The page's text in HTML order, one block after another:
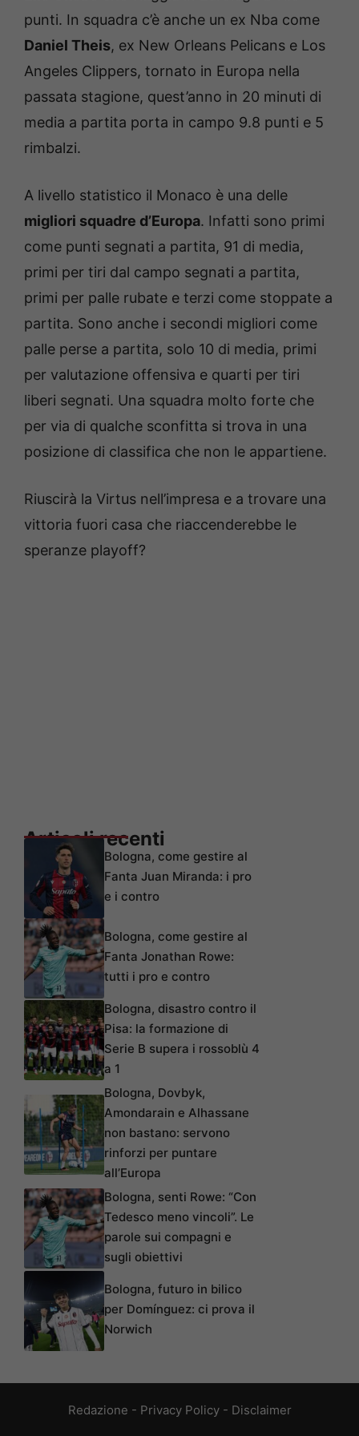
punti. In squadra c’è anche un ex Nba come
Daniel Theis, ex New Orleans Pelicans e Los
Angeles Clippers, tornato in Europa nella
passata stagione, quest’anno in 20 minuti di
media a partita porta in campo 9.8 punti e 5
rimbalzi.
A livello statistico il Monaco è una delle
migliori squadre d’Europa. Infatti sono primi
come punti segnati a partita, 91 di media,
primi per tiri dal campo segnati a partita,
primi per palle rubate e terzi come stoppate a
partita. Sono anche i secondi migliori come
palle perse a partita, solo 10 di media, primi
per valutazione offensiva e quarti per tiri
liberi segnati. Una squadra molto forte che
per via di qualche sconfitta si trova in una
posizione di classifica che non le appartiene.
Riuscirà la Virtus nell’impresa e a trovare una
vittoria fuori casa che riaccenderebbe le
speranze playoff?
Articoli recenti
Bologna, come gestire al
Fanta Juan Miranda: i pro
e i contro
Bologna, come gestire al
Fanta Jonathan Rowe:
tutti i pro e contro
Bologna, disastro contro il
Pisa: la formazione di
Serie B supera i rossoblù 4
a 1
Bologna, Dovbyk,
Amondarain e Alhassane
non bastano: servono
rinforzi per puntare
all’Europa
Bologna, senti Rowe: “Con
Tedesco meno vincoli”. Le
parole sui compagni e
sugli obiettivi
Bologna, futuro in bilico
per Domínguez: ci prova il
Norwich
Redazione - Privacy Policy- Disclaimer